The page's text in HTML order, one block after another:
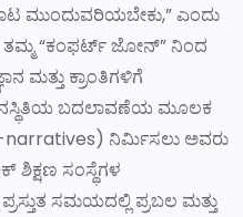
ಮುಂದುವರಿಯಬೇಕು,” ಎಂದು
ತಮ್ಮ “ಕಂಫರ್ಟ್ ಜೋನ್” ನಿಂದ
ಮತ್ತು ಕ್ರಾಂತಿಗಳಿಗೆ
ಮನಸ್ಥಿತಿಯ ಬದಲಾವಣೆಯ ಮೂಲಕ
narratives) ನಿರ್ಮಿಸಲು ಅವರು
ಶಿಕ್ಷಣ ಸಂಸ್ಥೆಗಳ
ಸಮಯದಲ್ಲಿ ಪ್ರಬಲ ಮತ್ತು